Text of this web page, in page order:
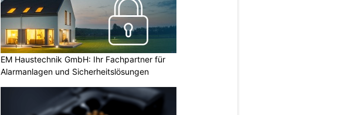
EM Haustechnik GmbH: Ihr Fachpartner für
Alarmanlagen und Sicherheitslösungen